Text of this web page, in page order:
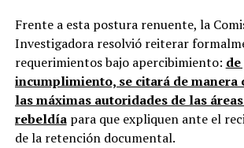
Frente a esta postura renuente, la
Investigadora resolvió reiterar
requerimientos bajo apercibimiento:
incumplimiento, se citará de manera
las máximas autoridades de las
rebeldíapara que expliquen ante el
de la retención documental.